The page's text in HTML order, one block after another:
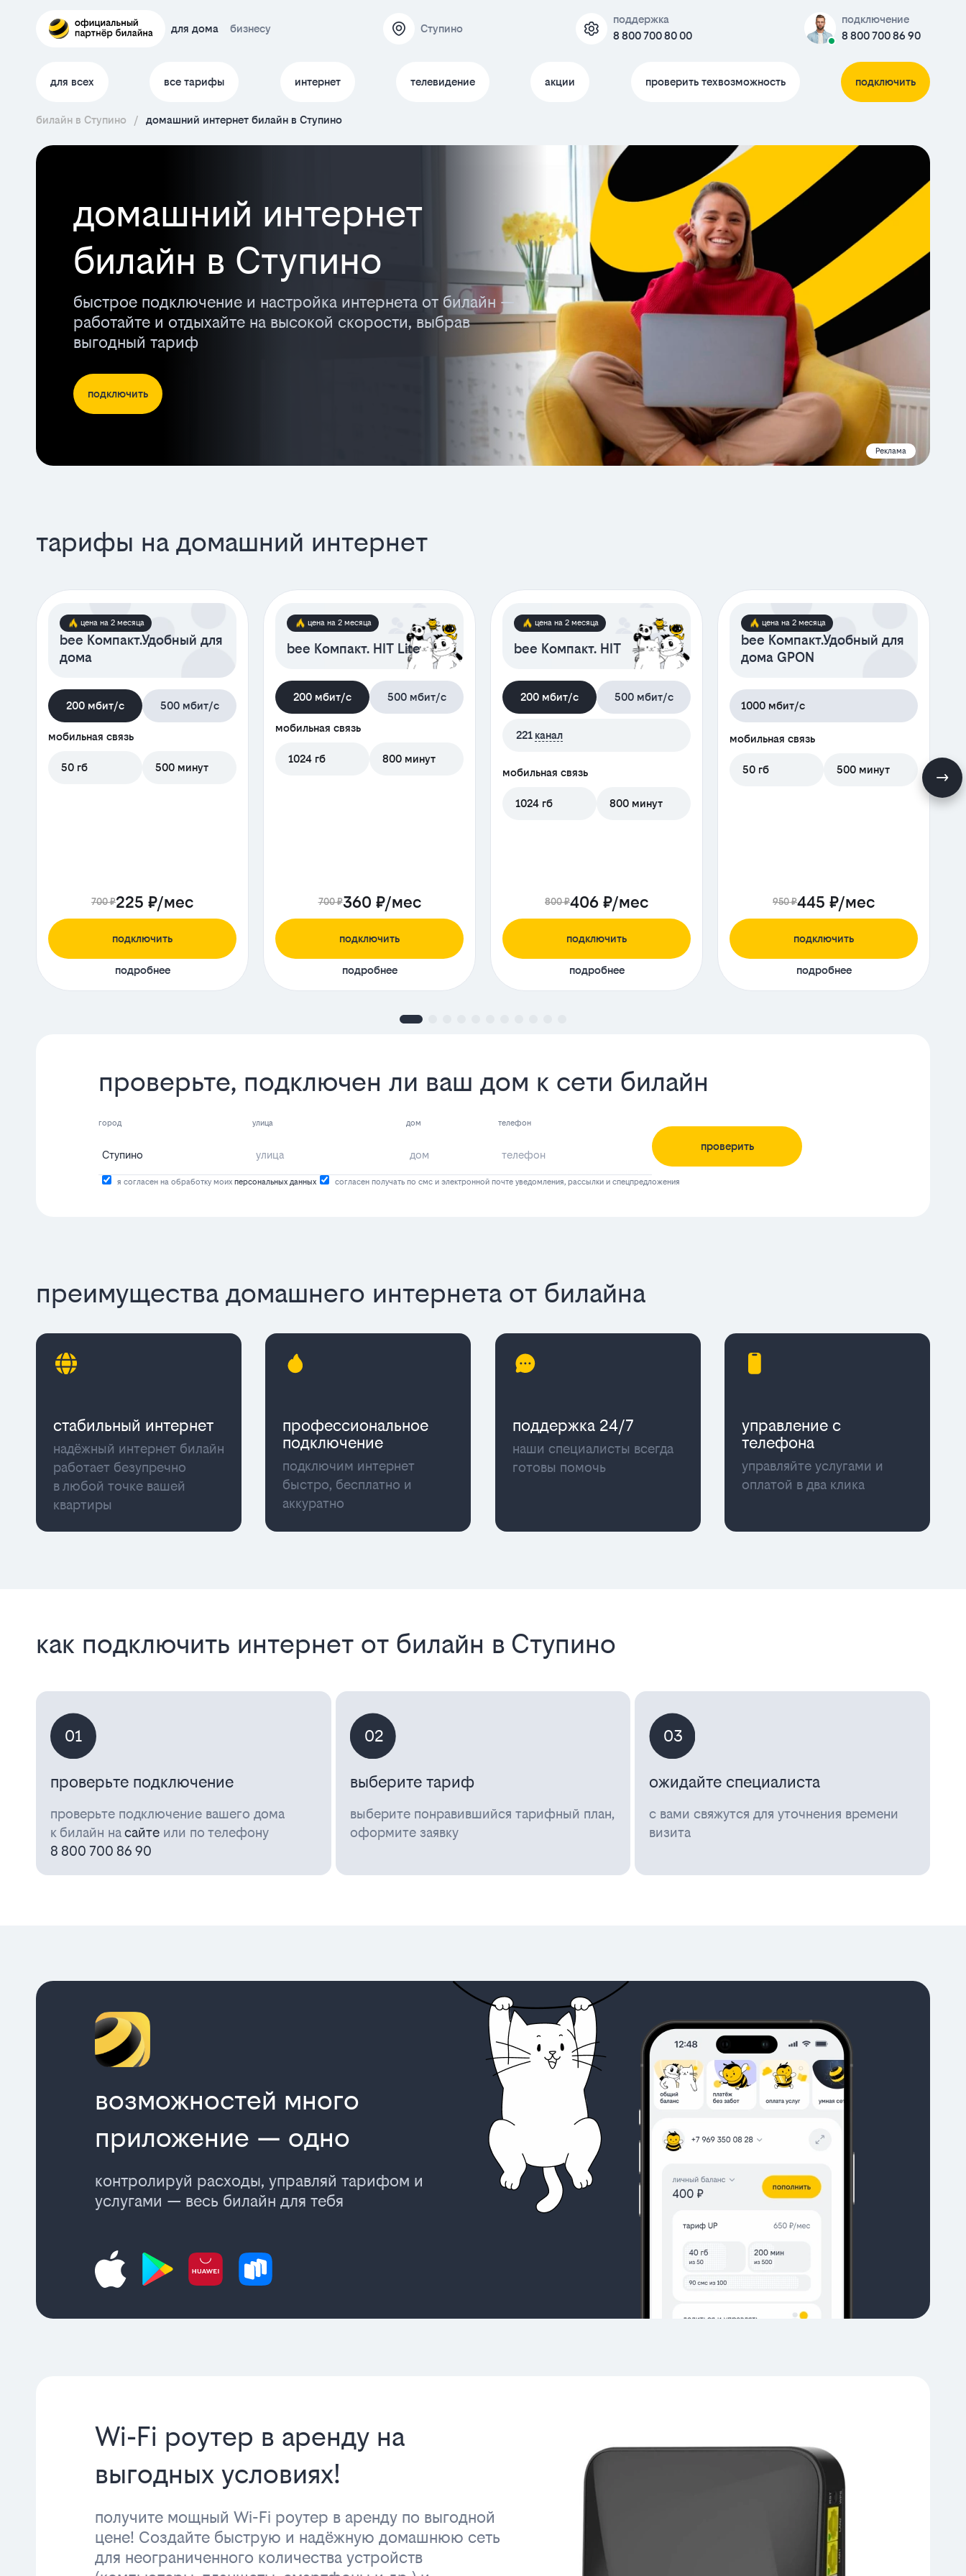
для дома бизнесу Ступино
поддержка
8 800 700 80 00
подключение
8 800 700 86 90
для всех все тарифы интернет телевидение акции проверить техвозможность подключить
билайн в Ступино / домашний интернет билайн в Ступино
домашний интернет
билайн в Ступино
быстрое подключение и настройка интернета от билайн —
работайте и отдыхайте на высокой скорости, выбрав
выгодный тариф
подключить
Реклама
тарифы на домашний интернет
цена на 2 месяца
bee Компакт.Удобный для
дома
200 мбит/с 500 мбит/с
мобильная связь
50 гб 500 минут
700 ₽225 ₽/мес
подключить
подробнее
цена на 2 месяца
bee Компакт. HIT Lite
200 мбит/с 500 мбит/с
мобильная связь
1024 гб 800 минут
700 ₽360 ₽/мес
подключить
подробнее
цена на 2 месяца
bee Компакт. HIT
200 мбит/с 500 мбит/с
221 канал
мобильная связь
1024 гб 800 минут
800 ₽406 ₽/мес
подключить
подробнее
цена на 2 месяца
bee Компакт.Удобный для
дома GPON
1000 мбит/с
мобильная связь
50 гб 500 минут
950 ₽445 ₽/мес
подключить
подробнее
проверьте, подключен ли ваш дом к сети билайн
город улица дом телефон
проверить
я согласен на обработку моихперсональных данных согласен получать по смс и электронной почте уведомления, рассылки и спецпредложения
преимущества домашнего интернета от билайна
cтабильный интернет
надёжный интернет билайн
работает безупречно
в любой точке вашей
квартиры
профессиональное
подключение
подключим интернет
быстро, бесплатно и
аккуратно
поддержка 24/7
наши специалисты всегда
готовы помочь
управление с
телефона
управляйте услугами и
оплатой в два клика
как подключить интернет от билайн в Ступино
01
проверьте подключение
проверьте подключение вашего дома
к билайн насайте или по телефону
8 800 700 86 90
02
выберите тариф
выберите понравившийся тарифный план,
оформите заявку
03
ожидайте специалиста
с вами свяжутся для уточнения времени
визита
возможностей много
приложение — одно
контролируй расходы, управляй тарифом и
услугами — весь билайн для тебя
Wi-Fi роутер в аренду на
выгодных условиях!
получите мощный Wi-Fi роутер в аренду по выгодной
цене! Создайте быструю и надёжную домашнюю сеть
для неограниченного количества устройств